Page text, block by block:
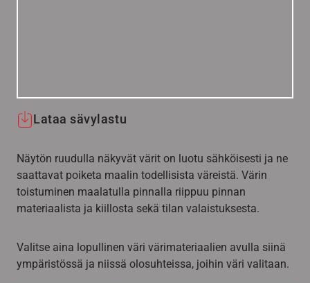
Lataa sävylastu
Näytön ruudulla näkyvät värit on luotu sähköisesti ja ne
saattavat poiketa maalin todellisista väreistä. Värin
toistuminen maalatulla pinnalla riippuu pinnan
materiaalista ja kiillosta sekä tilan valaistuksesta.
Valitse aina lopullinen väri värimateriaalien avulla siinä
ympäristössä ja niissä olosuhteissa, joihin väri valitaan.